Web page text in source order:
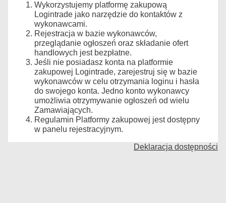
Wykorzystujemy platformę zakupową
Logintrade jako narzędzie do kontaktów z
wykonawcami.
Rejestracja w bazie wykonawców,
przeglądanie ogłoszeń oraz składanie ofert
handlowych jest bezpłatne.
Jeśli nie posiadasz konta na platformie
zakupowej Logintrade, zarejestruj się w bazie
wykonawców w celu otrzymania loginu i hasła
do swojego konta. Jedno konto wykonawcy
umożliwia otrzymywanie ogłoszeń od wielu
Zamawiających.
Regulamin Platformy zakupowej jest dostępny
w panelu rejestracyjnym.
Deklaracja dostępności